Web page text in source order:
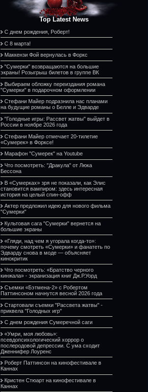
Top Latest News
С днем рождения, Роберт!
С 8 марта!
Маккензи Фой вернулась в Форкс
"Сумерки" возвращаются на большие
экраны! Розыгрыш билетов в группе ВК
Выбираем обложку переиздания романа
"Сумерки" в подарочном оформлении
Стефани Майер подразнила нас планами
на будущие романы о Белле и Эдварде
"Голодные игры: Рассвет жатвы" выйдет в
России в ноябре 2026 года
Стефани Майер отмечает 20-тилетие
«Сумерек» в Форксе!
Марафон "Сумерек" на Youtube
Что посмотреть: "Дракула" от Люка
Бессона
В «Сумерках» зря не показали, как Элис
становится вампиром: здесь интересная
история на целый спин-офф
Актер предложил идею для нового фильма
"Сумерки"
Культовая сага "Сумерки" вернется на
большие экраны
«Гляди, над чем я угорала когда-то»:
почему смотреть «Сумерки» и фанатеть по
Эдварду снова в моде — объясняет
кинокритик
Что посмотреть: «Братство черного
кинжала» - экранизация книг Дж.Р.Уорд
Съемки «Бэтмена-2» с Робертом
Паттинсоном начнутся весной 2026 года
Стартовали съемки "Рассвета жатвы" -
приквела "Голодных игр"
С днем рождения Сумеречной саги
«Умри, моя любовь»:
псевдопсихологический хоррор о
послеродовой депрессии. С ума сходит
Дженнифер Лоуренс
Роберт Паттинсон на кинофестивале в
Каннах
Кристен Стюарт на кинофестивале в
Каннах